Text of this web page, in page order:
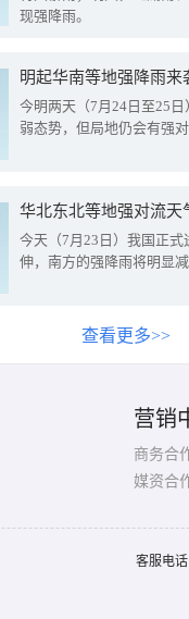
现强降雨。
明起华南等地强降雨
今明两天（7月24日至25
弱态势，但局地仍会有强
华北东北等地强对流天
今天（7月23日）我国正
伸，南方的强降雨将明显
查看更多>>
营销
商务合
媒资合
客服电